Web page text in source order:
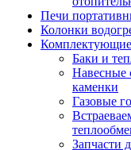
Печи
Колонки
Комплектующие
Баки и
Навесные
каменки
Газовые
Запчасти